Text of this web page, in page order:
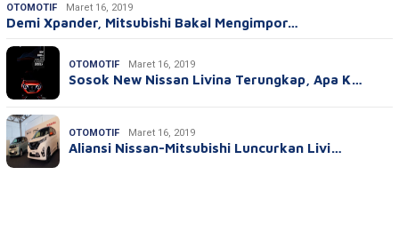
OTOMOTIF Maret 16, 2019
Demi Xpander, Mitsubishi Bakal Mengimpor…
OTOMOTIF Maret 16, 2019
Sosok New Nissan Livina Terungkap, Apa K…
OTOMOTIF Maret 16, 2019
Aliansi Nissan-Mitsubishi Luncurkan Livi…